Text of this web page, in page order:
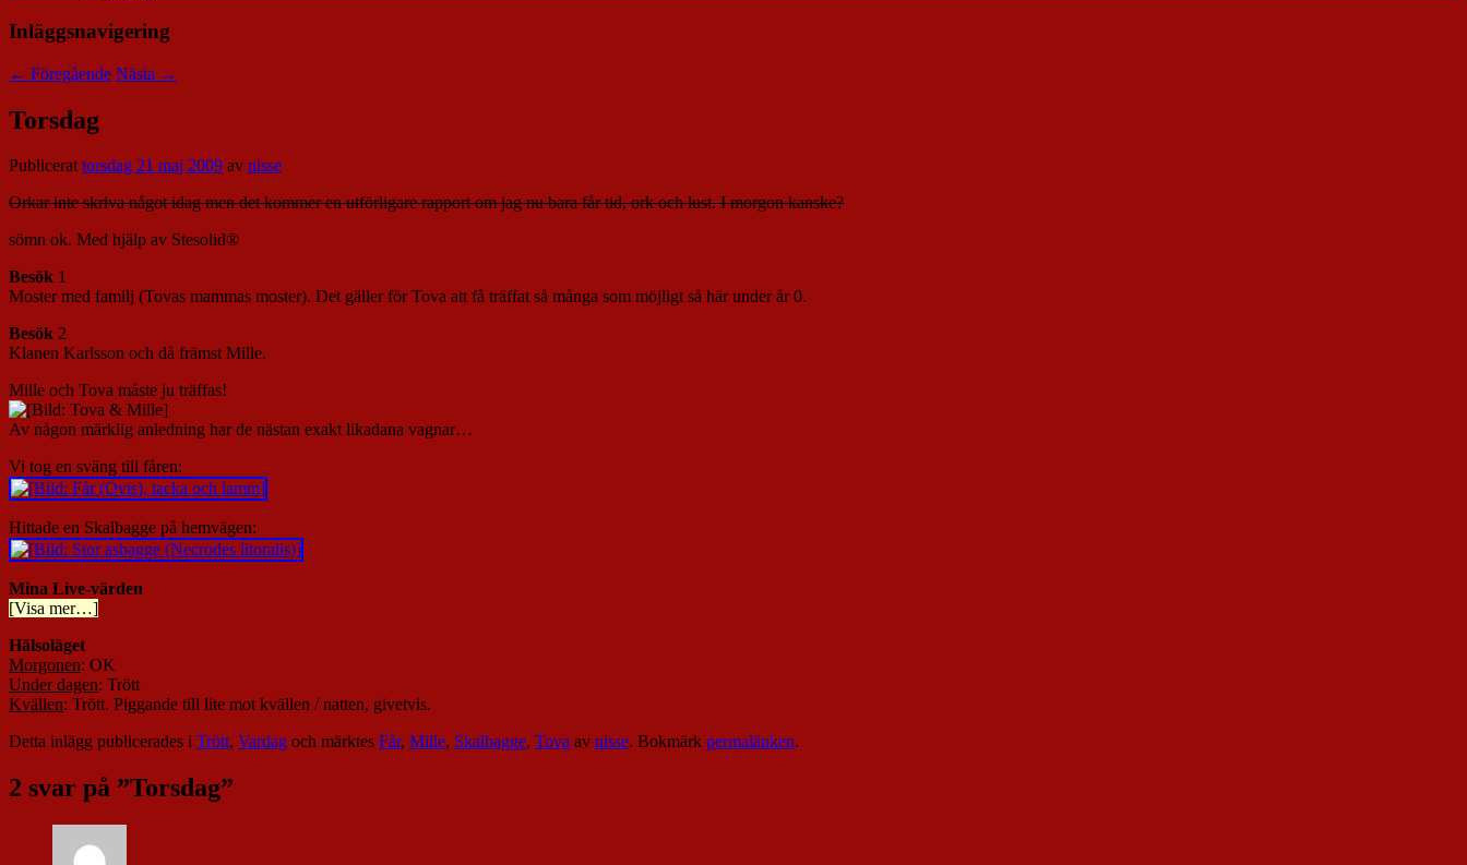
Inläggsnavigering
← Föregående Nästa →
Torsdag
Publicerattorsdag 21 maj 2009 av nisse
Orkar inte skriva något idag men det kommer en utförligare rapport om jag nu bara får tid, ork och lust. I morgon kanske?
sömn ok. Med hjälp av Stesolid®
Besök 1
Moster med familj (Tovas mammas moster). Det gäller för Tova att få träffat så många som möjligt så här under år 0.
Besök 2
Klanen Karlsson och då främst Mille.
Mille och Tova måste ju träffas!
Av någon märklig anledning har de nästan exakt likadana vagnar…
Vi tog en sväng till fåren:
Hittade en Skalbagge på hemvägen:
Mina Live-värden
[Visa mer…]
Hälsoläget
Morgonen: OK
Under dagen: Trött
Kvällen: Trött. Piggande till lite mot kvällen / natten, givetvis.
Detta inlägg publicerades i Trött, Vardag och märktes Får, Mille, Skalbagge, Tova av nisse. Bokmärk permalänken.
2 svar på ”Torsdag”